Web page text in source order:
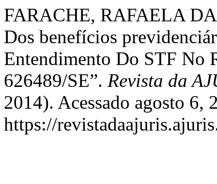
FARACHE, RAFAELA
Dos benefícios
Entendimento Do STF No
626489/SE”. Revista da
2014). Acessado agosto 6,
https://